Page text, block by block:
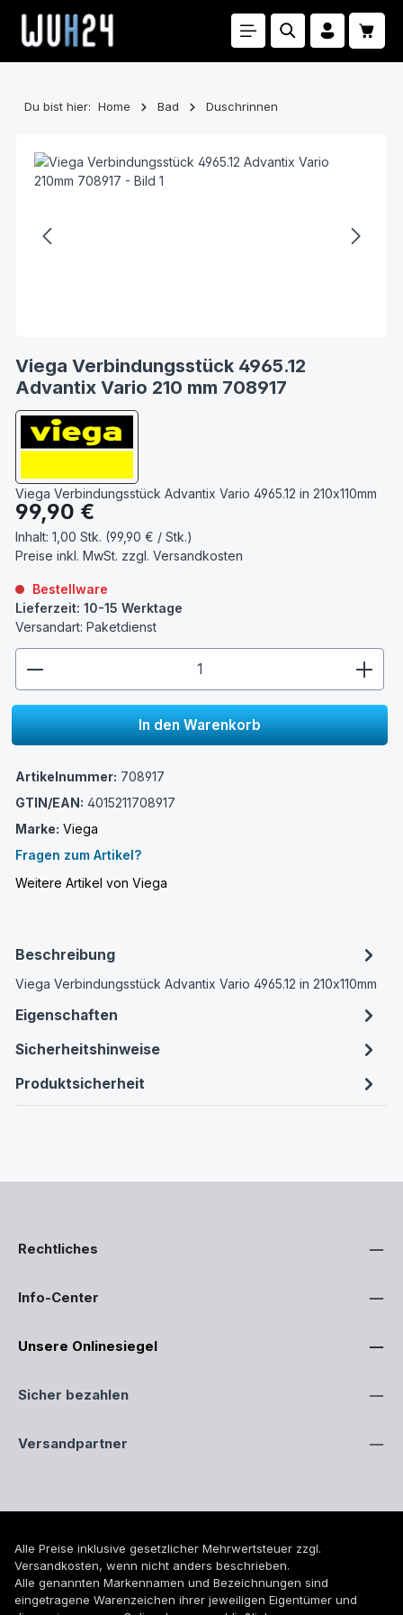
Zum Hauptinhalt springen
Du bist hier: Home Bad Duschrinnen
Viega Verbindungsstück 4965.12
Advantix Vario 210 mm 708917
Viega Verbindungsstück Advantix Vario 4965.12 in 210x110mm
Regulärer Preis:
99,90 €
Inhalt: 1,00 Stk. (99,90 € / Stk.)
Preise inkl. MwSt. zzgl. Versandkosten
Bestellware
Lieferzeit: 10-15 Werktage
Versandart: Paketdienst
In den Warenkorb
Artikelnummer: 708917
GTIN/EAN: 4015211708917
Marke: Viega
Fragen zum Artikel?
Weitere Artikel von Viega
Beschreibung
Viega Verbindungsstück Advantix Vario 4965.12 in 210x110mm
Eigenschaften
Sicherheitshinweise
Produktsicherheit
Rechtliches
Info-Center
Unsere Onlinesiegel
Sicher bezahlen
Versandpartner
Alle Preise inklusive gesetzlicher Mehrwertsteuer zzgl.
Versandkosten, wenn nicht anders beschrieben.
Alle genannten Markennamen und Bezeichnungen sind
eingetragene Warenzeichen ihrer jeweiligen Eigentümer und